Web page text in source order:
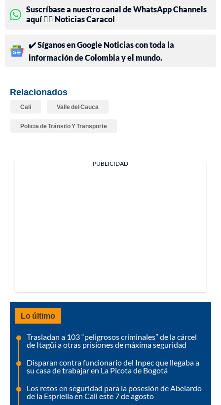
Suscríbase a nuestro canal de WhatsApp Channels
aquí 👉🏻 Noticias Caracol
✔️ Síganos en Google Noticias con toda la
información de Colombia y el mundo.
Relacionados
Cali Valle del Cauca
Policia de Tránsito Y Transporte
PUBLICIDAD
Lo último
Trasladan a 103 “peligrosos criminales” de la cárcel
de Itagüí a otras prisiones de máxima seguridad
Disparan contra funcionario del Inpec que llegaba a
su casa de trabajar en La Picota de Bogotá
Los retos en seguridad para la posesión de Abelardo
de la Espriella en Cali este 7 de agosto